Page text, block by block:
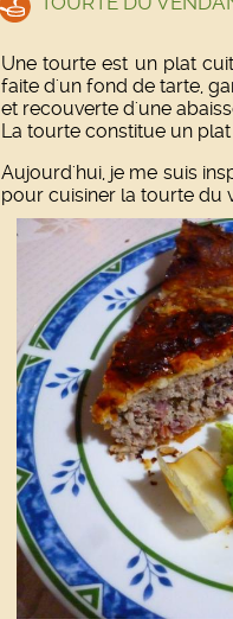
Une tourte est un plat
faite d'un fond de tarte,
et recouverte d'une
La tourte constitue un
Aujourd'hui, je me suis
pour cuisiner la tourte du